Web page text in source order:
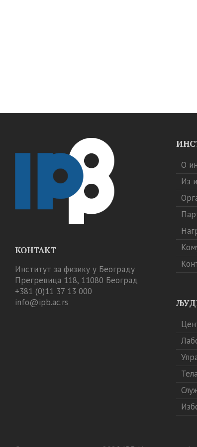
КОНТАКТ
Институт за физику у Београду
Прегревица 118, 11080 Београд
+381 (0)11 37 13 000
info@ipb.ac.rs
О
Из
Тела